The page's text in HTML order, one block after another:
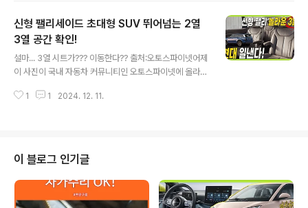
콜레오스가 순항을 넘어서 돌풍을 일으키고 있습니다. 출
처:오토스파이넷궁금한 11월 판매량이 집계되었습니다. 이
게 맞는 자료인가요? TOP10도 아닌 TOP5에 르노 자동
차가 이름을 올렸습니다.너무나 익숙한 차량들 사이에 5위
동 1위 쏘렌토가 약 1만대를 판매하면서 1위를 유지하고 있
신형 팰리세이드 초대형 SUV 뛰어넘는 2열
3열 공간 확인!
설마... 3열 시트가??? 이동한다?? 출처:오토스파이넷어제
이 사진이 국내 자동차 커뮤니티인 오토스파이넷에 올라왔
진을 보면서.. 설마.. 아닐거야.. 아니야? 이게 맞나?거의 반
공개를 앞두고 있는 신형 팰리세이드의 정보가 세부적으로
공개되고 있습니다. 지난 영상에서는 드디어 실물로 공개
되면 후면부 디자인을 최초로 알려드렸는데요.그동안 다양
한 예상도를 통해서 궁금증을 해결했지만, 실물로 보니 사
1 1 2024. 12. 11.
이 블로그 인기글